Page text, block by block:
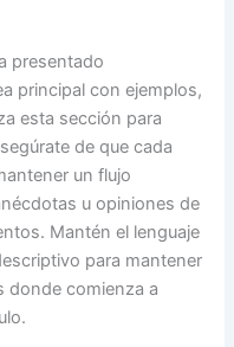
presentado
principal con ejemplos,
esta sección para
de que cada
un flujo
u opiniones de
Mantén el lenguaje
para mantener
donde comienza a